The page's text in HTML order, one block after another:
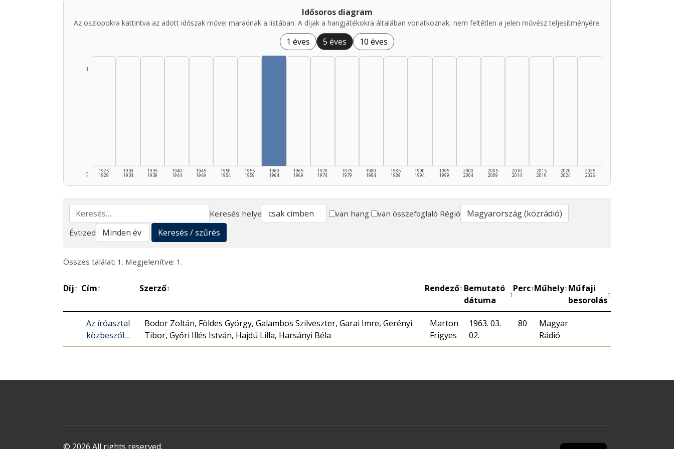
Idősoros diagram
Az oszlopokra kattintva az adott időszak művei maradnak a listában. A díjak a hangjátékokra általában vonatkoznak, nem feltétlen a jelen művész teljesítményére.
1 éves 5 éves 10 éves
0
1
1925
1929
1930
1934
1935
1939
1940
1944
1945
1949
1950
1954
1955
1959
1960
1964
1965
1969
1970
1974
1975
1979
1980
1984
1985
1989
1990
1994
1995
1999
2000
2004
2005
2009
2010
2014
2015
2019
2020
2024
2025
2026
Keresés
Keresés helye van hang van összefoglaló Régió
Évtized
Keresés / szűrés
Összes találat: 1. Megjelenítve: 1.
Díj↕ Cím↕ Szerző↕ Rendező↕ Bemutató
dátuma
↕
Perc↕Műhely↕ Műfaji
besorolás
↕
Az íróasztal
közbeszól…
Bodor Zoltán, Földes György, Galambos Szilveszter, Garai Imre, Gerényi
Tibor, Győri Illés István, Hajdú Lilla, Harsányi Béla
Marton
Frigyes
1963. 03.
02.
80
Magyar
Rádió
© 2026 All rights reserved.